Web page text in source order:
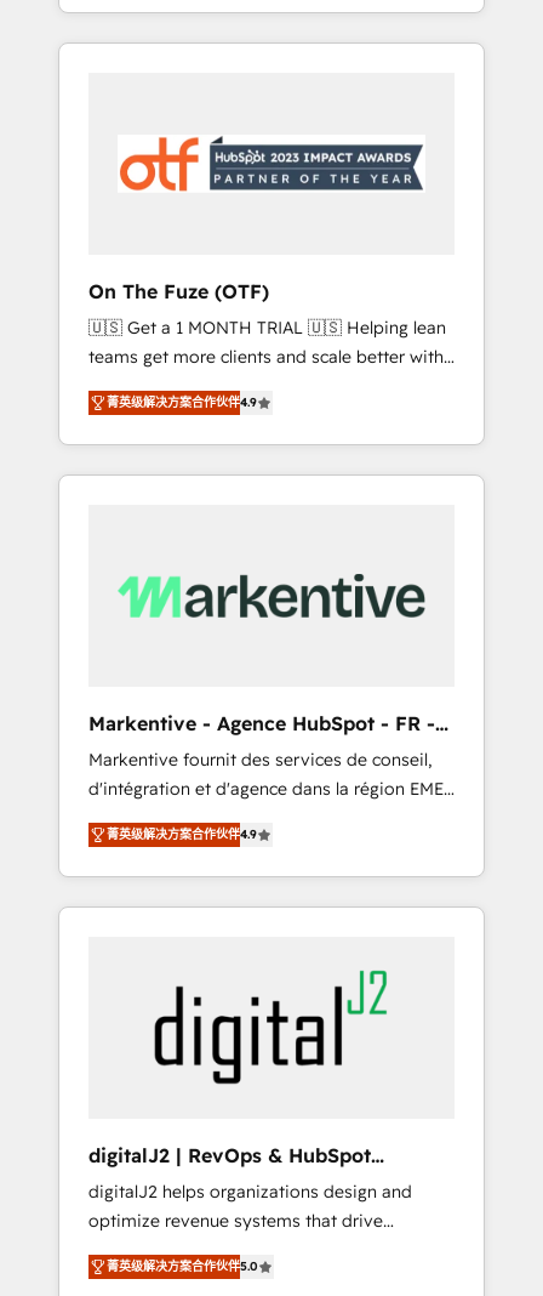
and operationalize HubSpot’s Loop
Marketing framework through expert-led
Hubs to your buyer journey for clean data,
scalability, & reporting. 🎯Demand Gen &
UX, messaging, & conversion strategy that
drive results. 🤖AI Strategy: Activate Breeze
Agents, configure HubSpot AI, & maximize
AEO with tailored AI services. 🧩Integrations:
Extend HubSpot with custom integrations,
hosting, & maintenance. As HubSpot’s only
Elite Partner with all 8 Accreditations and a 3×
On The Fuze (OTF)
🇺🇸 Get a 1 MONTH TRIAL 🇺🇸 Helping lean
teams get more clients and scale better with
our HubSpot Consulting & 'Done For You'
Services. 🚀 Who We Work With 🚀 We help
lean, growing companies: - Win more
business - Reduce no-shows - Improve lead
client's are too busy to learn the ins-and-outs
of HubSpot. We give you a Personal
know what you don't know'
recommendations to maximize conversions!
OTF is an Elite Partner (top 1% of 6,500+
Partners) and was named 2023 HubSpot
Partner of the Year 💥 Trusted by 2,500+
companies to help them scale and close
more business, by using HubSpot (the right
www.onthefuze.com/hubspot-admin Contact
us to learn more!
菁英级解决方案合作伙伴4.9
Markentive - Agence HubSpot - FR -
EN
Markentive fournit des services de conseil,
d'intégration et d'agence dans la région EMEA
et North America. Avec plus de 115 experts en
marketing automation, Growth, Revops, CRM
et webdesign. Markentive is both a
consulting firm, a digital agency and an
webdesign (We focus on EMEA - USA
customers).
菁英级解决方案合作伙伴4.9
digitalJ2 | RevOps & HubSpot
Implementations
digitalJ2 helps organizations design and
optimize revenue systems that drive
scalable, predictable growth. As a triple-
accredited HubSpot Solutions Partner, we
菁英级解决方案合作伙伴5.0